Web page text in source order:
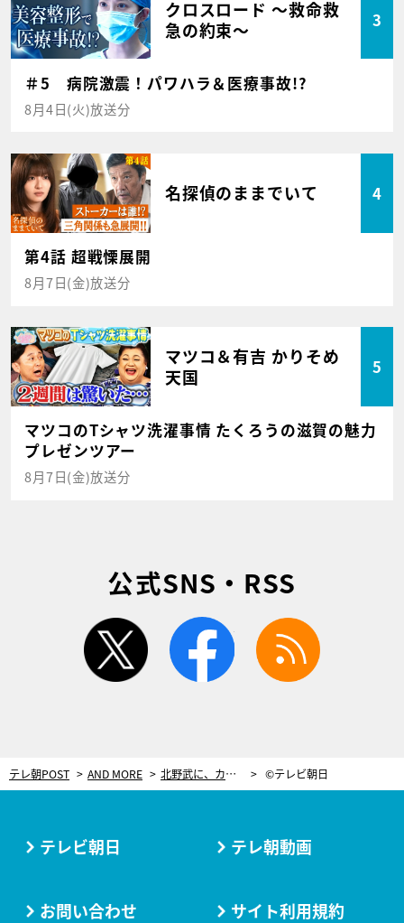
クロスロード ～救命救
急の約束～
3
＃5 病院激震！パワハラ＆医療事故!?
8月4日(火)放送分
名探偵のままでいて 4
第4話 超戦慄展開
8月7日(金)放送分
マツコ＆有吉 かりそめ
天国
5
マツコのTシャツ洗濯事情 たくろうの滋賀の魅力
プレゼンツアー
8月7日(金)放送分
公式SNS・RSS
twitter facebook
テレ朝POST AND MORE 北野武に、カフェのトイレで売り込み！津田寛治、俳優人生の転機を語る ©テレビ朝日
テレビ朝日 テレ朝動画
お問い合わせ サイト利用規約